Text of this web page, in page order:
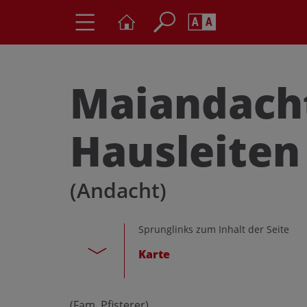
A A
Hausleiten
(Andacht)
Sprunglinks zum Inhalt der Seite
Karte